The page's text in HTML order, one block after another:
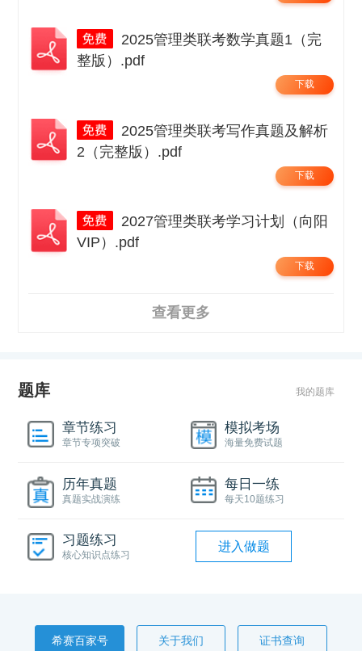
整版）.pdf
下载
2（完整版）.pdf
下载
VIP）.pdf
下载
查看更多
题库 我的题库
章节练习
章节专项突破
模拟考场
海量免费试题
历年真题
真题实战演练
每日一练
每天10题练习
习题练习
核心知识点练习
进入做题
希赛百家号 关于我们 证书查询